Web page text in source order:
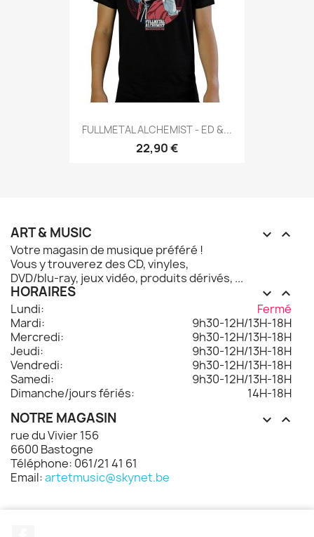
FULLMETAL ALCHEMIST - ED &...
22,90 €
ART & MUSIC  
Votre magasin de musique préféré !
Vous y trouverez des CD, vinyles,
DVD/blu-ray, jeux vidéo, produits dérivés, ...
HORAIRES  
Lundi:
Fermé
Mardi:
9h30-12H/13H-18H
Mercredi:
9h30-12H/13H-18H
Jeudi:
9h30-12H/13H-18H
Vendredi:
9h30-12H/13H-18H
Samedi:
9h30-12H/13H-18H
Dimanche/jours fériés:
14H-18H
NOTRE MAGASIN  
rue du Vivier 156
6600 Bastogne
Téléphone: 061/21 41 61
Email:artetmusic@skynet.be